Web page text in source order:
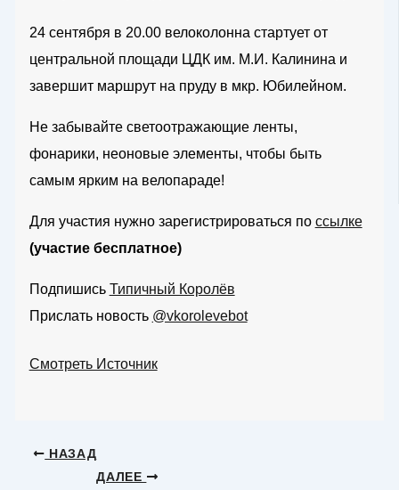
24 сентября в 20.00 велоколонна стартует от
центральной площади ЦДК им. М.И. Калинина и
завершит маршрут на пруду в мкр. Юбилейном.
Не забывайте светоотражающие ленты,
фонарики, неоновые элементы, чтобы быть
самым ярким на велопараде!
Для участия нужно зарегистрироваться по ссылке
(участие бесплатное)
Подпишись Типичный Королёв
Прислать новость @vkorolevebot
Смотреть Источник
НАЗАД
ДАЛЕЕ